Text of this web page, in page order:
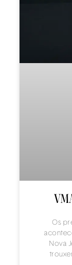
Os
Nova